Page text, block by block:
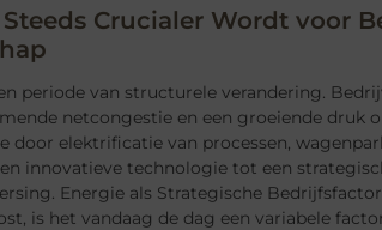
Crucialer Wordt voor
periode van structurele verandering.
netcongestie en een groeiende druk
elektrificatie van processen,
innovatieve technologie tot een
Energie als Strategische
is het vandaag de dag een variabele